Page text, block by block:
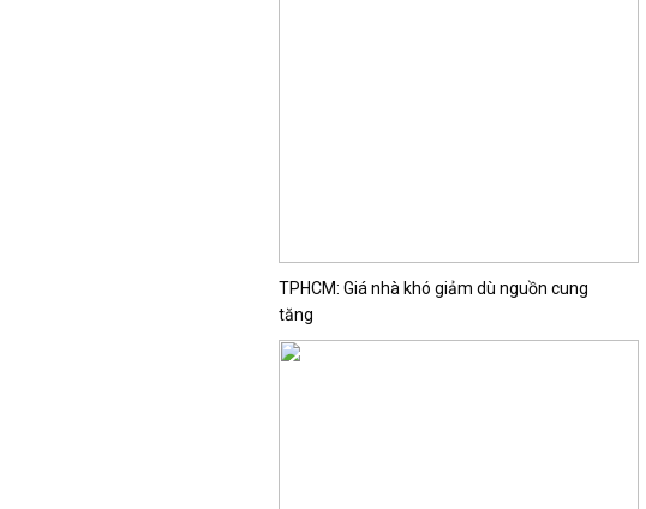
TPHCM: Giá nhà khó giảm dù nguồn cung
tăng